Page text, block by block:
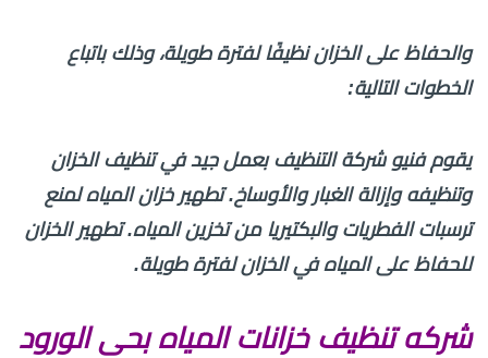
والحفاظ على الخزان نظيفًا لفترة طويلة، وذلك باتباع
الخطوات التالية:
يقوم فنيو شركة التنظيف بعمل جيد في تنظيف الخزان
وتنظيفه وإزالة الغبار والأوساخ. تطهير خزان المياه لمنع
ترسبات الفطريات والبكتيريا من تخزين المياه. تطهير الخزان
للحفاظ على المياه في الخزان لفترة طويلة.
شركه تنظيف خزانات المياه بحى الورود